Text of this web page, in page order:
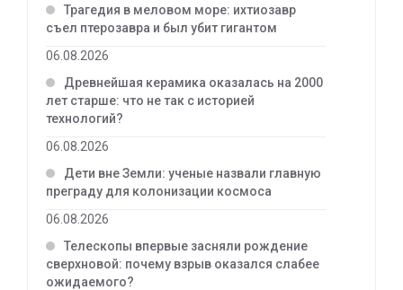
Трагедия в меловом море: ихтиозавр
съел птерозавра и был убит гигантом
06.08.2026
Древнейшая керамика оказалась на 2000
лет старше: что не так с историей
технологий?
06.08.2026
Дети вне Земли: ученые назвали главную
преграду для колонизации космоса
06.08.2026
Телескопы впервые засняли рождение
сверхновой: почему взрыв оказался слабее
ожидаемого?